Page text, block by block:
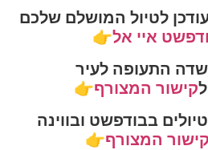
לטיול המושלם שלכם
איי אל👉
התעופה לעיר
קישור המצורף👉
בבודפשט ובווינה
קישור המצורף👉